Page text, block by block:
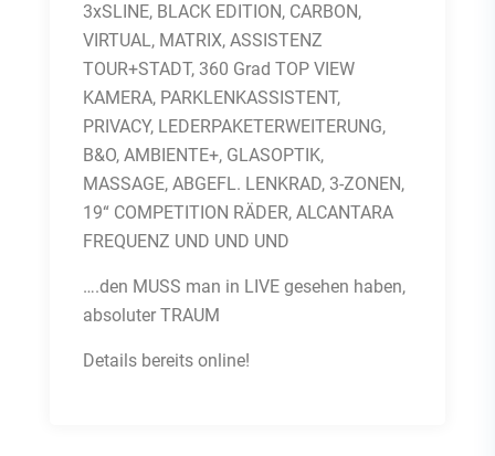
3xSLINE, BLACK EDITION, CARBON,
VIRTUAL, MATRIX, ASSISTENZ
TOUR+STADT, 360 Grad TOP VIEW
KAMERA, PARKLENKASSISTENT,
PRIVACY, LEDERPAKETERWEITERUNG,
B&O, AMBIENTE+, GLASOPTIK,
MASSAGE, ABGEFL. LENKRAD, 3-ZONEN,
19“ COMPETITION RÄDER, ALCANTARA
FREQUENZ UND UND UND
….den MUSS man in LIVE gesehen haben,
absoluter TRAUM
Details bereits online!